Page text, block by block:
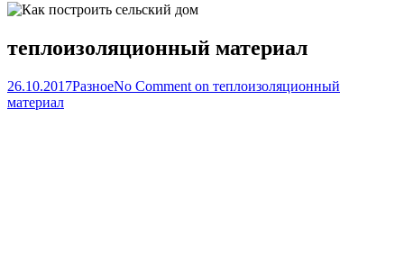
теплоизоляционный материал
26.10.2017РазноеNo Comment on теплоизоляционный
материал